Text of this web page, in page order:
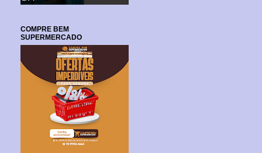
COMPRE BEM
SUPERMERCADO